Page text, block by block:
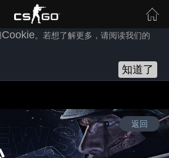
用体验，完美世界网站会使用自身或第三方
、技术、分析、推广等之用。继续浏览本网
Cookie。若想了解更多，请阅读我们的
知道了
返回